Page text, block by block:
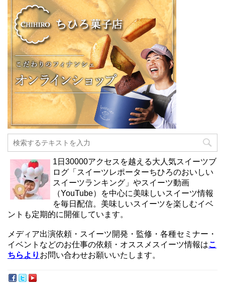
1日30000アクセスを越える大人気スイーツブ
ログ「スイーツレポーターちひろのおいしい
スイーツランキング」やスイーツ動画
（YouTube）を中心に美味しいスイーツ情報
を毎日配信。美味しいスイーツを楽しむイベ
ントも定期的に開催しています。
メディア出演依頼・スイーツ開発・監修・各種セミナー・
イベントなどのお仕事の依頼・オススメスイーツ情報はこ
ちらより お問い合わせお願いいたします。